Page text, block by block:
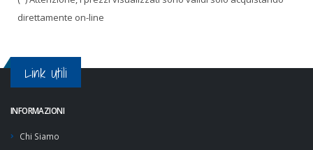
direttamente on-line
Link Utili
INFORMAZIONI
Chi Siamo